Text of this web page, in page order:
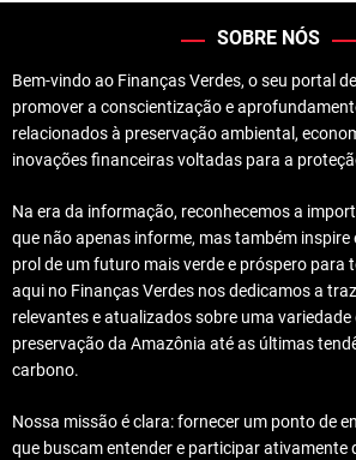
SOBRE NÓS
Bem-vindo ao Finanças Verdes, o seu portal
promover a conscientização e
relacionados à preservação ambiental,
inovações financeiras voltadas para a
Na era da informação, reconhecemos a
que não apenas informe, mas também inspire
prol de um futuro mais verde e próspero para
aqui no Finanças Verdes nos dedicamos a
relevantes e atualizados sobre uma variedade
preservação da Amazônia até as últimas
carbono.
Nossa missão é clara: fornecer um ponto de
que buscam entender e participar ativamente